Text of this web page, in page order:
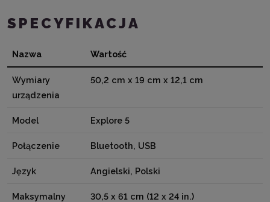
SPECYFIKACJA
Nazwa Wartość
Wymiary
urządzenia
50,2 cm x 19 cm x 12,1 cm
Model Explore 5
Połączenie Bluetooth, USB
Język Angielski, Polski
Maksymalny
30,5 x 61 cm (12 x 24 in.)